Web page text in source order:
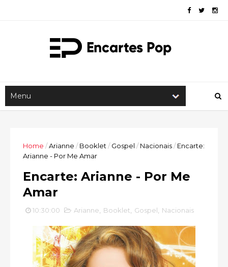
Home /Arianne / Booklet / Gospel / Nacionais/ Encarte:
Arianne - Por Me Amar
Encarte: Arianne - Por Me
Amar
10:30:00 Arianne Booklet Gospel Nacionais